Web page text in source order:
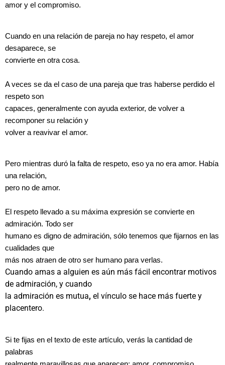
amor y el compromiso.
Cuando en una relación de pareja no hay respeto, el amor
desaparece, se
convierte en otra cosa.
A veces se da el caso de una pareja que tras haberse perdido el
respeto son
capaces, generalmente con ayuda exterior, de volver a
recomponer su relación y
volver a reavivar el amor.
Pero mientras duró la falta de respeto, eso ya no era amor. Había
una relación,
pero no de amor.
El respeto llevado a su máxima expresión se convierte en
admiración. Todo ser
humano es digno de admiración, sólo tenemos que fijarnos en las
cualidades que
más nos atraen de otro ser humano para verlas.
Cuando amas a alguien es aún más fácil encontrar motivos
de admiración, y cuando
la admiración es mutua, el vínculo se hace más fuerte y
placentero.
Si te fijas en el texto de este artículo, verás la cantidad de
palabras